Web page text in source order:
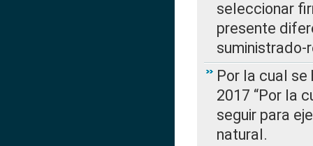
seleccionar
presente
Por la cual se
2017 “Por la
seguir para
natural.